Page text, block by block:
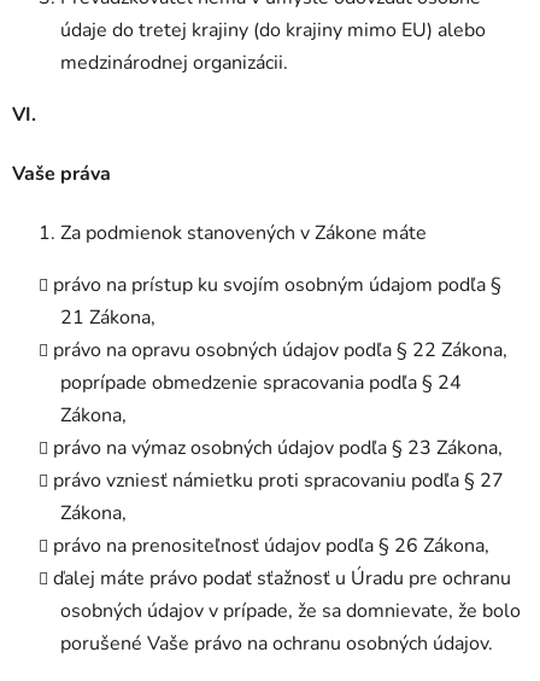
údaje do tretej krajiny (do krajiny mimo EU) alebo
medzinárodnej organizácii.
VI.
Vaše práva
Za podmienok stanovených v Zákone máte
právo na prístup ku svojím osobným údajom podľa §
21 Zákona,
právo na opravu osobných údajov podľa § 22 Zákona,
poprípade obmedzenie spracovania podľa § 24
Zákona,
právo na výmaz osobných údajov podľa § 23 Zákona,
právo vzniesť námietku proti spracovaniu podľa § 27
Zákona,
právo na prenositeľnosť údajov podľa § 26 Zákona,
ďalej máte právo podať sťažnosť u Úradu pre ochranu
osobných údajov v prípade, že sa domnievate, že bolo
porušené Vaše právo na ochranu osobných údajov.